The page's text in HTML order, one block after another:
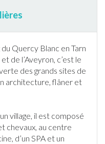
Quercy Blanc en Tarn
de l’Aveyron, c’est le
des grands sites de
architecture, flâner et
village, il est composé
chevaux, au centre
, d’un SPA et un